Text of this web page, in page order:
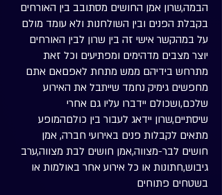
הבמה,שרון אמן החושים מסתובב בין האורחים
בקבלת הפנים ובין השולחנות ולא עומד מולם
על במהקשר אישי זה בין שרון לבין האורחים
יוצר מצבים מדהימים ומפתיעים וכל זאת
מתרחש בידיהם ממש מתחת לאפםאם אתם
מחפשים גימיק נחמד שייתבל את האירוע
שלכם,ושכולם יידברו עליו גם אחרי
שיסתיים,שרון יידאג לעבור בין כולםהמופע
מתאים לקבלות פנים באירועי חברה, אמן
חושים לבר-מצווה,אמן חושים לבת מצווה,ערב
גיבוש,חתונות או כל אירוע אחר באולמות או
בשטחים פתוחים